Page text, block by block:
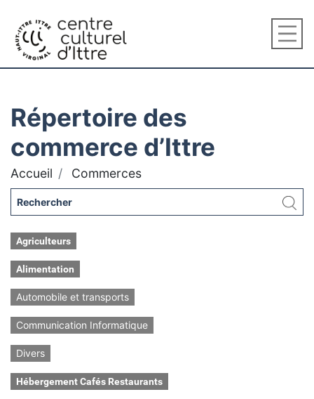
Répertoire des
commerce d’Ittre
Accueil Commerces
Agriculteurs
Alimentation
Automobile et transports
Communication Informatique
Divers
Hébergement Cafés Restaurants